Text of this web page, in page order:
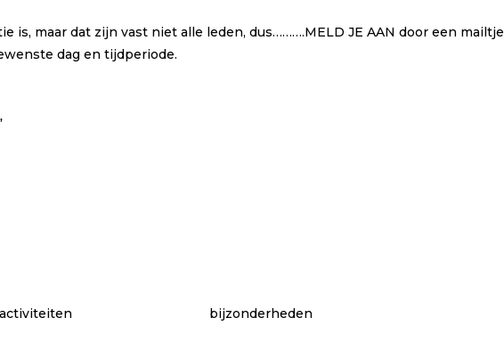
is, maar dat zijn vast niet alle leden, dus……….MELD JE AAN door een mailtje
dag en tijdperiode.
activiteiten bijzonderheden